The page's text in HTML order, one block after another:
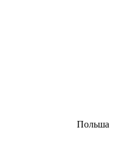
Польша